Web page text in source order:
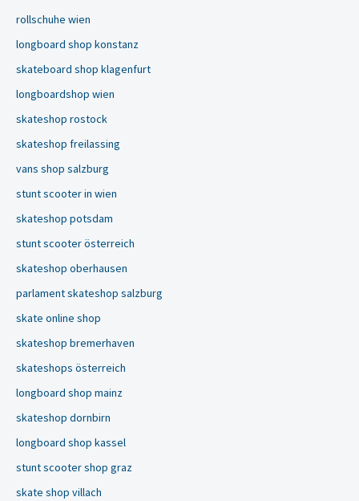
rollschuhe wien
longboard shop konstanz
skateboard shop klagenfurt
longboardshop wien
skateshop rostock
skateshop freilassing
vans shop salzburg
stunt scooter in wien
skateshop potsdam
stunt scooter österreich
skateshop oberhausen
parlament skateshop salzburg
skate online shop
skateshop bremerhaven
skateshops österreich
longboard shop mainz
skateshop dornbirn
longboard shop kassel
stunt scooter shop graz
skate shop villach